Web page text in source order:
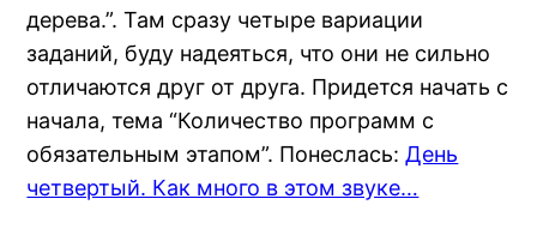
дерева.”. Там сразу четыре вариации
заданий, буду надеяться, что они не сильно
отличаются друг от друга. Придется начать с
начала, тема “Количество программ с
обязательным этапом”. Понеслась:День
четвертый. Как много в этом звуке…